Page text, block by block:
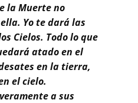
la Muerte no
Yo te dará las
Cielos. Todo lo que
atado en el
en la tierra,
el cielo.
a sus